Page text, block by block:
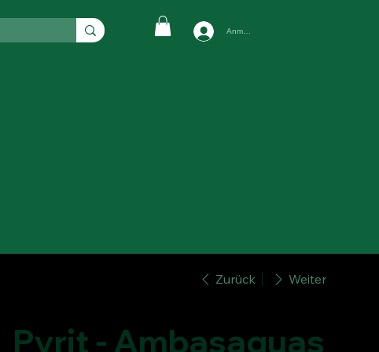
Anmelden
Zurück Weiter
Pyrit - Ambasaguas